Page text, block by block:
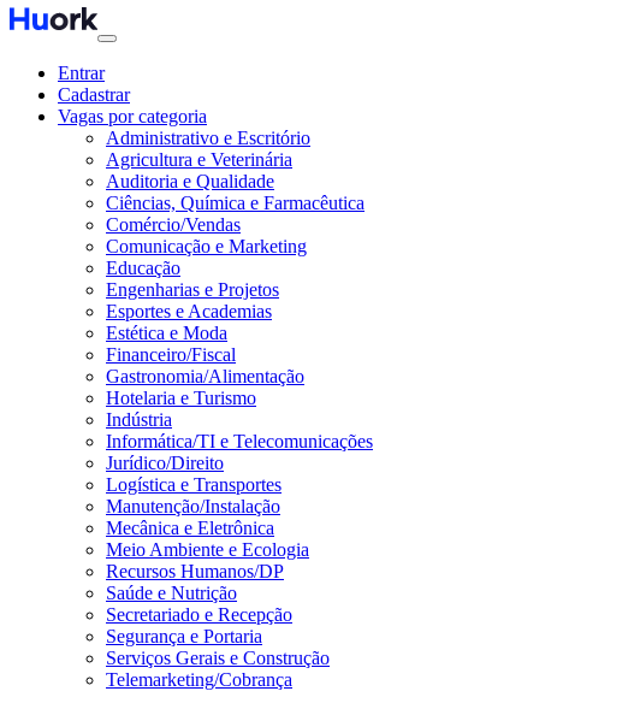
Entrar
Cadastrar
Vagas por categoria
Administrativo e Escritório
Agricultura e Veterinária
Auditoria e Qualidade
Ciências, Química e Farmacêutica
Comércio/Vendas
Comunicação e Marketing
Educação
Engenharias e Projetos
Esportes e Academias
Estética e Moda
Financeiro/Fiscal
Gastronomia/Alimentação
Hotelaria e Turismo
Indústria
Informática/TI e Telecomunicações
Jurídico/Direito
Logística e Transportes
Manutenção/Instalação
Mecânica e Eletrônica
Meio Ambiente e Ecologia
Recursos Humanos/DP
Saúde e Nutrição
Secretariado e Recepção
Segurança e Portaria
Serviços Gerais e Construção
Telemarketing/Cobrança